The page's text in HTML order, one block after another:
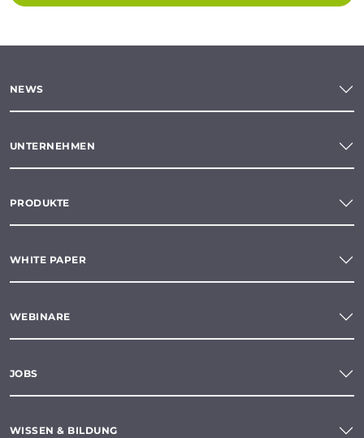
NEWS
UNTERNEHMEN
PRODUKTE
WHITE PAPER
WEBINARE
JOBS
WISSEN & BILDUNG